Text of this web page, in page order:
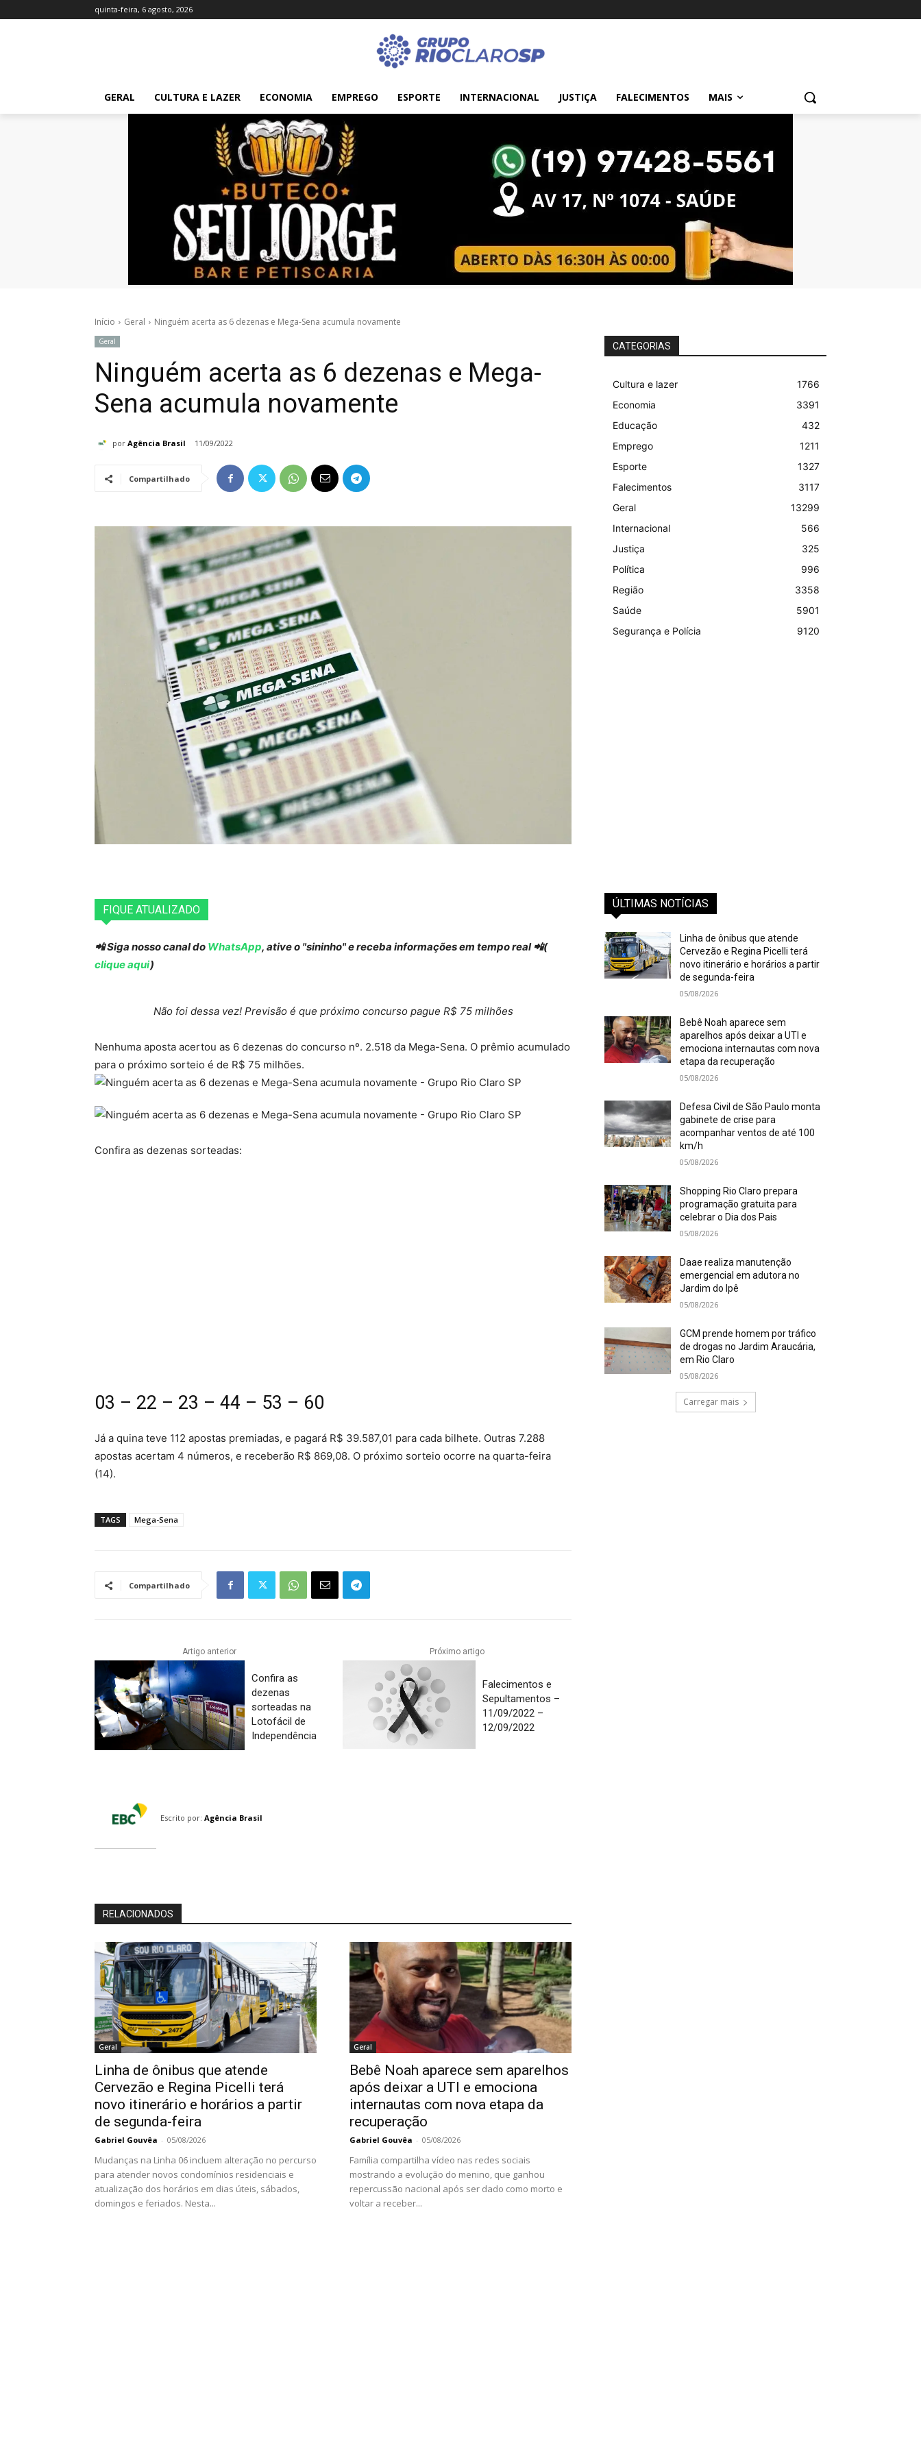
quinta-feira, 6 agosto, 2026
GERAL CULTURA E LAZER ECONOMIA EMPREGO ESPORTE INTERNACIONAL JUSTIÇA FALECIMENTOS MAIS
Início Geral Ninguém acerta as 6 dezenas e Mega-Sena acumula novamente
Geral
Ninguém acerta as 6 dezenas e Mega-
Sena acumula novamente
por Agência Brasil 11/09/2022
Compartilhado
FIQUE ATUALIZADO
📲 Siga nosso canal do WhatsApp, ative o "sininho" e receba informações em tempo real 📲(
clique aqui)
Não foi dessa vez! Previsão é que próximo concurso pague R$ 75 milhões
Nenhuma aposta acertou as 6 dezenas do concurso nº. 2.518 da Mega-Sena. O prêmio acumulado
para o próximo sorteio é de R$ 75 milhões.
Confira as dezenas sorteadas:
03 – 22 – 23 – 44 – 53 – 60
Já a quina teve 112 apostas premiadas, e pagará R$ 39.587,01 para cada bilhete. Outras 7.288
apostas acertam 4 números, e receberão R$ 869,08. O próximo sorteio ocorre na quarta-feira
(14).
TAGS Mega-Sena
Compartilhado
Artigo anterior
Confira as
dezenas
sorteadas na
Lotofácil de
Independência
Próximo artigo
Falecimentos e
Sepultamentos –
11/09/2022 –
12/09/2022
Escrito por: Agência Brasil
RELACIONADOS
Geral
Linha de ônibus que atende
Cervezão e Regina Picelli terá
novo itinerário e horários a partir
de segunda-feira
Gabriel Gouvêa - 05/08/2026
Mudanças na Linha 06 incluem alteração no percurso
para atender novos condomínios residenciais e
atualização dos horários em dias úteis, sábados,
domingos e feriados. Nesta...
Geral
Bebê Noah aparece sem aparelhos
após deixar a UTI e emociona
internautas com nova etapa da
recuperação
Gabriel Gouvêa - 05/08/2026
Família compartilha vídeo nas redes sociais
mostrando a evolução do menino, que ganhou
repercussão nacional após ser dado como morto e
voltar a receber...
CATEGORIAS
Cultura e lazer
1766
Economia
3391
Educação
432
Emprego
1211
Esporte
1327
Falecimentos
3117
Geral
13299
Internacional
566
Justiça
325
Política
996
Região
3358
Saúde
5901
Segurança e Polícia
9120
ÚLTIMAS NOTÍCIAS
Linha de ônibus que atende
Cervezão e Regina Picelli terá
novo itinerário e horários a partir
de segunda-feira
05/08/2026
Bebê Noah aparece sem
aparelhos após deixar a UTI e
emociona internautas com nova
etapa da recuperação
05/08/2026
Defesa Civil de São Paulo monta
gabinete de crise para
acompanhar ventos de até 100
km/h
05/08/2026
Shopping Rio Claro prepara
programação gratuita para
celebrar o Dia dos Pais
05/08/2026
Daae realiza manutenção
emergencial em adutora no
Jardim do Ipê
05/08/2026
GCM prende homem por tráfico
de drogas no Jardim Araucária,
em Rio Claro
05/08/2026
Carregar mais